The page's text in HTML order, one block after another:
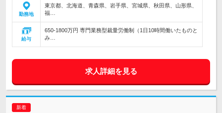
勤務地
東京都、北海道、青森県、岩手県、宮城県、秋田県、山形県、
福…
給与
650-1800万円 専門業務型裁量労働制（1日10時間働いたものと
み…
求人詳細を見る